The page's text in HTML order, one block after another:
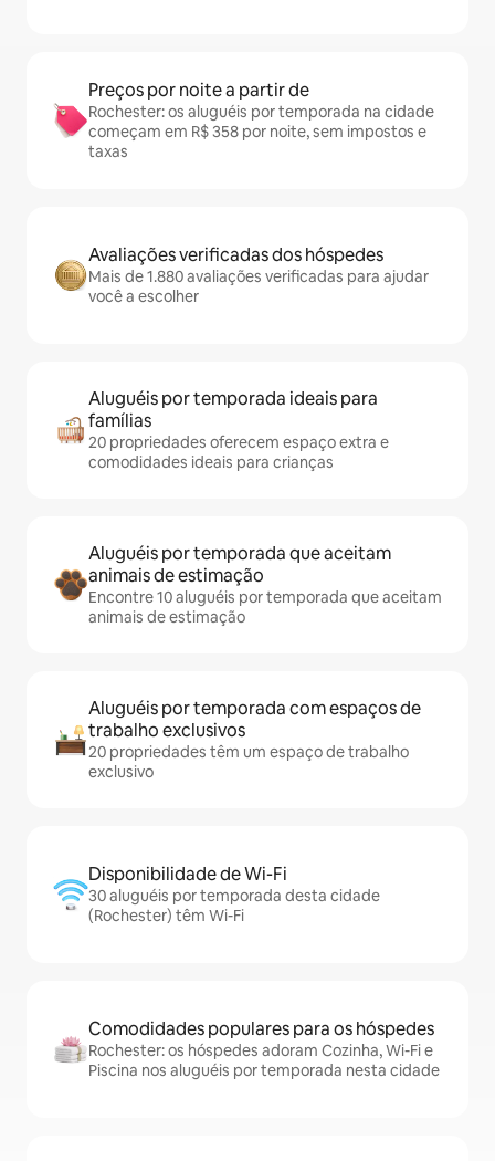
Preços por noite a partir de
Rochester: os aluguéis por temporada na cidade
começam em R$ 358 por noite, sem impostos e
taxas
Avaliações verificadas dos hóspedes
Mais de 1.880 avaliações verificadas para ajudar
você a escolher
Aluguéis por temporada ideais para
famílias
20 propriedades oferecem espaço extra e
comodidades ideais para crianças
Aluguéis por temporada que aceitam
animais de estimação
Encontre 10 aluguéis por temporada que aceitam
animais de estimação
Aluguéis por temporada com espaços de
trabalho exclusivos
20 propriedades têm um espaço de trabalho
exclusivo
Disponibilidade de Wi-Fi
30 aluguéis por temporada desta cidade
(Rochester) têm Wi-Fi
Comodidades populares para os hóspedes
Rochester: os hóspedes adoram Cozinha, Wi-Fi e
Piscina nos aluguéis por temporada nesta cidade